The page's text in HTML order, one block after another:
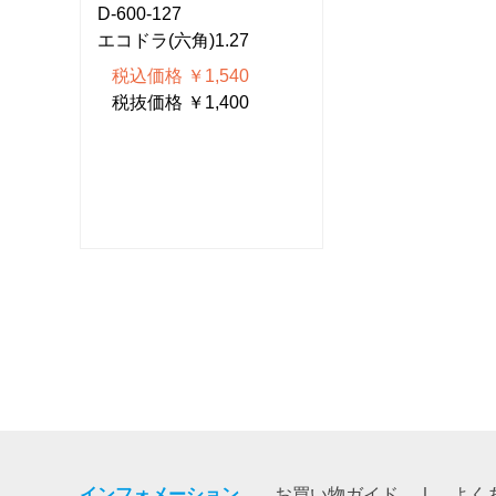
D-600-127
エコドラ(六角)1.27
税込価格 ￥1,540
税抜価格 ￥1,400